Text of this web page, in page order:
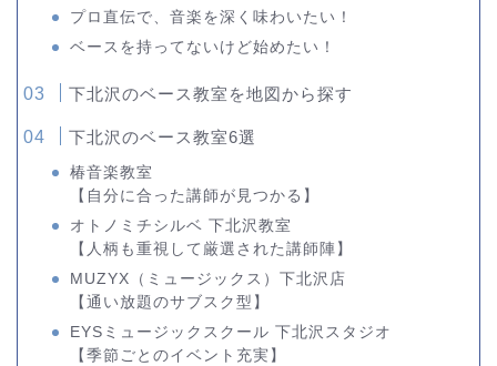
プロ直伝で、音楽を深く味わいたい！
ベースを持ってないけど始めたい！
下北沢のベース教室を地図から探す
下北沢のベース教室6選
椿音楽教室
【自分に合った講師が見つかる】
オトノミチシルベ 下北沢教室
【人柄も重視して厳選された講師陣】
MUZYX（ミュージックス）下北沢店
【通い放題のサブスク型】
EYSミュージックスクール 下北沢スタジオ
【季節ごとのイベント充実】